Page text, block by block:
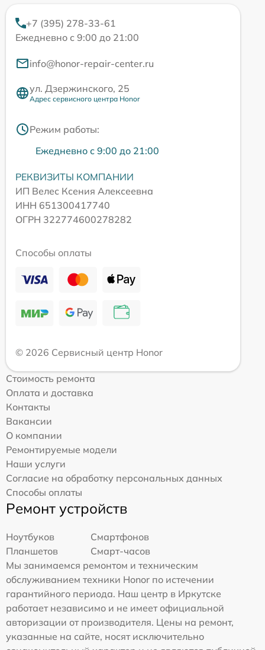
+7 (395) 278-33-61
Ежедневно с 9:00 до 21:00
info@honor-repair-center.ru
ул. Дзержинского, 25
Адрес сервисного центра Honor
Режим работы:
Ежедневно с 9:00 до 21:00
РЕКВИЗИТЫ КОМПАНИИ
ИП Велес Ксения Алексеевна
ИНН 651300417740
ОГРН 322774600278282
Способы оплаты
© 2026 Сервисный центр Honor
Стоимость ремонта
Оплата и доставка
Контакты
Вакансии
О компании
Ремонтируемые модели
Наши услуги
Согласие на обработку персональных данных
Способы оплаты
Ремонт устройств
Ноутбуков
Смартфонов
Планшетов
Смарт-часов
Мы занимаемся ремонтом и техническим
обслуживанием техники Honor по истечении
гарантийного периода. Наш центр в Иркутске
работает независимо и не имеет официальной
авторизации от производителя. Цены на ремонт,
указанные на сайте, носят исключительно